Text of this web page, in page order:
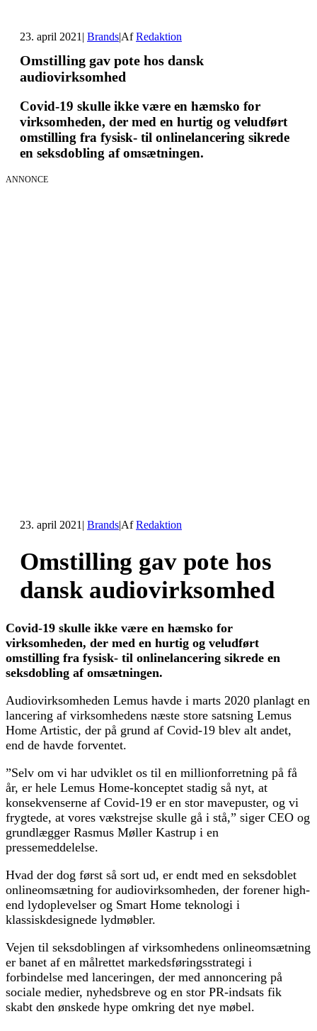
23. april 2021 | Brands|AfRedaktion
Omstilling gav pote hos dansk
audiovirksomhed
Covid-19 skulle ikke være en hæmsko for
virksomheden, der med en hurtig og veludført
omstilling fra fysisk- til onlinelancering sikrede
en seksdobling af omsætningen.
ANNONCE
23. april 2021 | Brands|AfRedaktion
Omstilling gav pote hos
dansk audiovirksomhed
Covid-19 skulle ikke være en hæmsko for
virksomheden, der med en hurtig og veludført
omstilling fra fysisk- til onlinelancering sikrede en
seksdobling af omsætningen.
Audiovirksomheden Lemus havde i marts 2020 planlagt en
lancering af virksomhedens næste store satsning Lemus
Home Artistic, der på grund af Covid-19 blev alt andet,
end de havde forventet.
”Selv om vi har udviklet os til en millionforretning på få
år, er hele Lemus Home-konceptet stadig så nyt, at
konsekvenserne af Covid-19 er en stor mavepuster, og vi
frygtede, at vores vækstrejse skulle gå i stå,” siger CEO og
grundlægger Rasmus Møller Kastrup i en
pressemeddelelse.
Hvad der dog først så sort ud, er endt med en seksdoblet
onlineomsætning for audiovirksomheden, der forener high-
end lydoplevelser og Smart Home teknologi i
klassiskdesignede lydmøbler.
Vejen til seksdoblingen af virksomhedens onlineomsætning
er banet af en målrettet markedsføringsstrategi i
forbindelse med lanceringen, der med annoncering på
sociale medier, nyhedsbreve og en stor PR-indsats fik
skabt den ønskede hype omkring det nye møbel.